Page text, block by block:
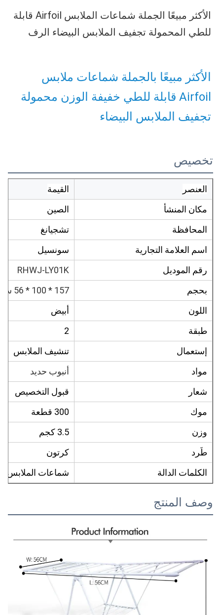
للطي المحمولة تجفيف الملابس البيضاء الرف
تجفيف الملابس البيضاء
تخصيص
العنصر
القيمة
مكان المنشأ
الصين
المحافظة
تشجيانغ
اسم العلامة التجارية
سونسيل
رقم الموديل
RHWJ-LY01K
بحجم
157 * 100 * 56 سم
اللون
أبيض
طبقة
2
إستعمال
تنشيف الملابس
مواد
أنبوب حديد
شعار
قبول التخصيص
موك
300 قطعة
وزن
3.5 كجم
طَرد
كرتون
الكلمات الدالة
شماعات الملابس
وصف المنتج